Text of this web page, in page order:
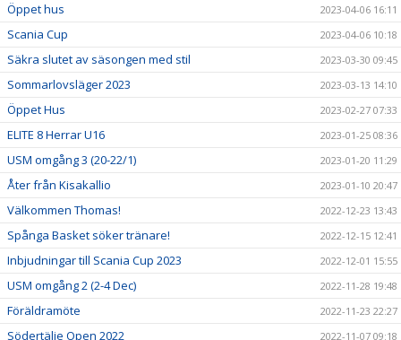
Öppet hus 2023-04-06 16:11
Scania Cup 2023-04-06 10:18
Säkra slutet av säsongen med stil 2023-03-30 09:45
Sommarlovsläger 2023 2023-03-13 14:10
Öppet Hus 2023-02-27 07:33
ELITE 8 Herrar U16 2023-01-25 08:36
USM omgång 3 (20-22/1) 2023-01-20 11:29
Åter från Kisakallio 2023-01-10 20:47
Välkommen Thomas! 2022-12-23 13:43
Spånga Basket söker tränare! 2022-12-15 12:41
Inbjudningar till Scania Cup 2023 2022-12-01 15:55
USM omgång 2 (2-4 Dec) 2022-11-28 19:48
Föräldramöte 2022-11-23 22:27
Södertälje Open 2022 2022-11-07 09:18